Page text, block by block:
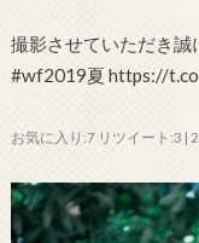
撮影させていただき誠
#wf2019夏 https://
お気に入り:7 リツイート:3 |